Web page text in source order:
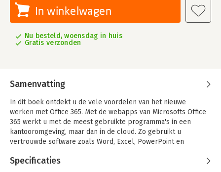
In winkelwagen
Nu besteld, woensdag in huis
Gratis verzonden
Samenvatting
In dit boek ontdekt u de vele voordelen van het nieuwe
werken met Office 365. Met de webapps van Microsofts Office
365 werkt u met de meest gebruikte programma's in een
kantooromgeving, maar dan in de cloud. Zo gebruikt u
vertrouwde software zoals Word, Excel, PowerPoint en
deelt op internet en direct beschikbaar maakt voor uw
Specificaties